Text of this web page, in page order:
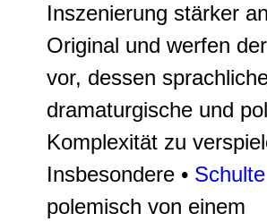
Inszenierung stärker
Original und werfen
vor, dessen
dramaturgische und
Komplexität zu
Insbesondere • Schulte
polemisch von einem